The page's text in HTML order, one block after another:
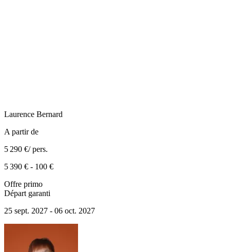
Laurence Bernard
A partir de
5 290 €/ pers.
5 390 € - 100 €
Offre primo
Départ garanti
25 sept. 2027 - 06 oct. 2027